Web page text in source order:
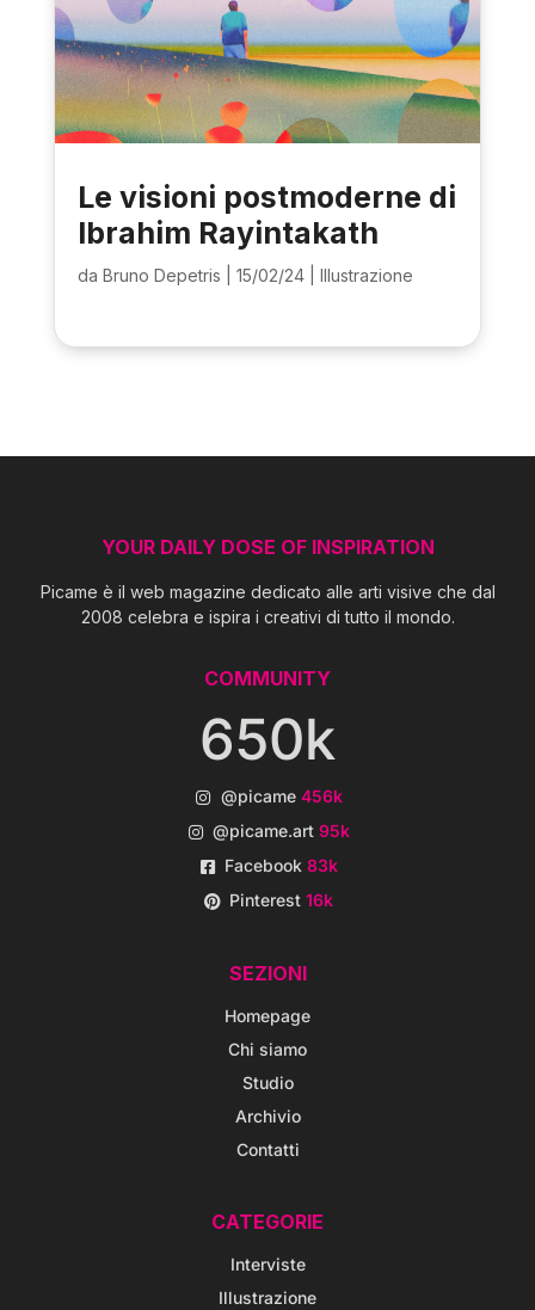
Le visioni postmoderne di
Ibrahim Rayintakath
da Bruno Depetris 15/02/24| Illustrazione
YOUR DAILY DOSE OF INSPIRATION
Picame è il web magazine dedicato alle arti visive che dal
2008 celebra e ispira i creativi di tutto il mondo.
COMMUNITY
650k
@picame 456k
@picame.art95k
Facebook83k
Pinterest16k
SEZIONI
Homepage
Chi siamo
Studio
Archivio
Contatti
CATEGORIE
Interviste
Illustrazione